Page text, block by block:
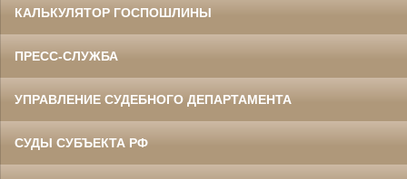
КАЛЬКУЛЯТОР ГОСПОШЛИНЫ
ПРЕСС-СЛУЖБА
УПРАВЛЕНИЕ СУДЕБНОГО ДЕПАРТАМЕНТА
СУДЫ СУБЪЕКТА РФ